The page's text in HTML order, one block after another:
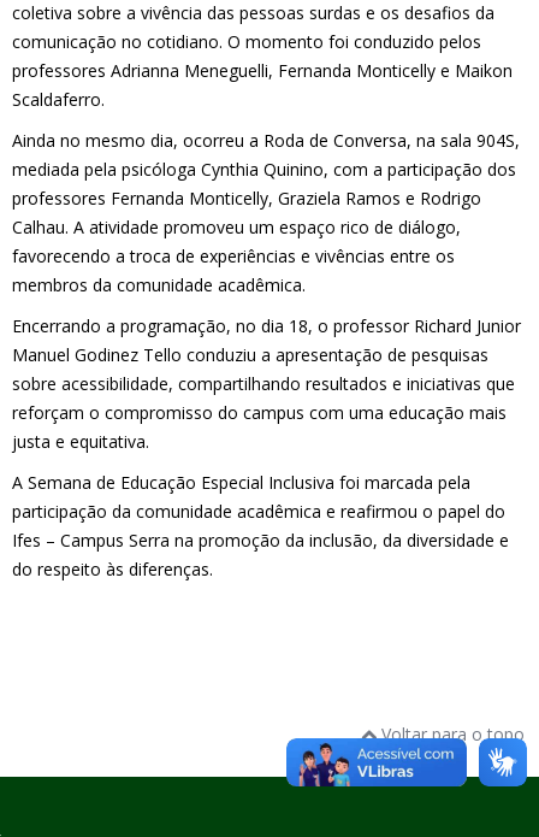
coletiva sobre a vivência das pessoas surdas e os desafios da
comunicação no cotidiano. O momento foi conduzido pelos
professores Adrianna Meneguelli, Fernanda Monticelly e Maikon
Scaldaferro.
Ainda no mesmo dia, ocorreu a Roda de Conversa, na sala 904S,
mediada pela psicóloga Cynthia Quinino, com a participação dos
professores Fernanda Monticelly, Graziela Ramos e Rodrigo
Calhau. A atividade promoveu um espaço rico de diálogo,
favorecendo a troca de experiências e vivências entre os
membros da comunidade acadêmica.
Encerrando a programação, no dia 18, o professor Richard Junior
Manuel Godinez Tello conduziu a apresentação de pesquisas
sobre acessibilidade, compartilhando resultados e iniciativas que
reforçam o compromisso do campus com uma educação mais
justa e equitativa.
A Semana de Educação Especial Inclusiva foi marcada pela
participação da comunidade acadêmica e reafirmou o papel do
Ifes – Campus Serra na promoção da inclusão, da diversidade e
do respeito às diferenças.
Voltar para o topo